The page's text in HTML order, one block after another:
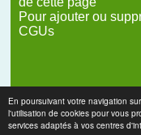
En poursuivant votre navigation
l'utilisation de cookies pour vous
services adaptés à vos centres
Pour ajouter ou
CGUs